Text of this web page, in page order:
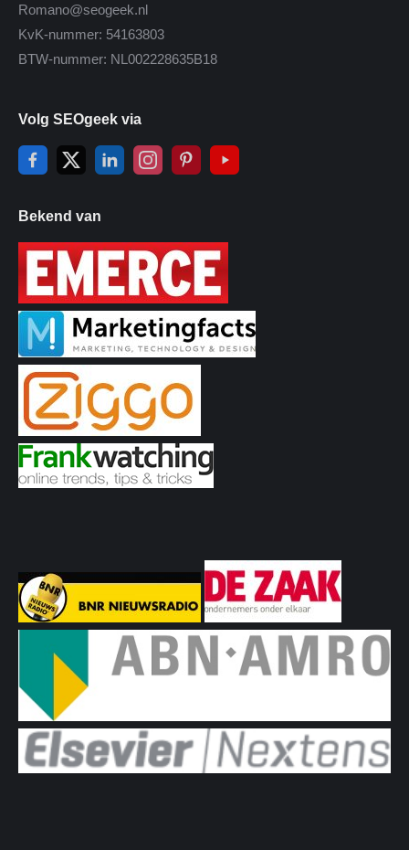
Romano@seogeek.nl
KvK-nummer: 54163803
BTW-nummer: NL002228635B18
Volg SEOgeek via
Bekend van